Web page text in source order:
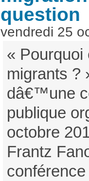
question
vendredi 25
« Pourquoi
migrants ?
dâ€™une
publique
octobre
Frantz